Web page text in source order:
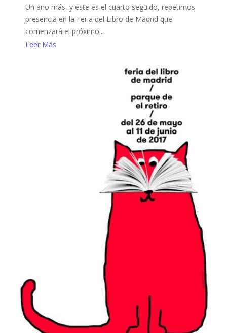
Un año más, y este es el cuarto seguido, repetimos
presencia en la Feria del Libro de Madrid que
comenzará el próximo...
Leer Más